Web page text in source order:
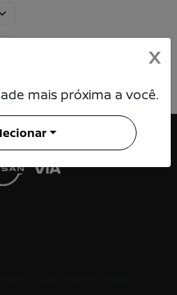
X
mais próxima a você.